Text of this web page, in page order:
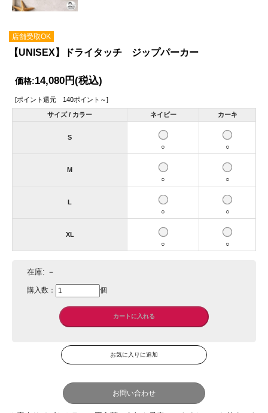
店舗受取OK
【UNISEX】ドライタッチ ジップパーカー
価格:14,080円(税込)
[ポイント還元 140ポイント～]
サイズ / カラー ネイビー カーキ
S
○
○
M
○
○
L
○
○
XL
○
○
在庫: －
購入数： 個
お問い合わせ